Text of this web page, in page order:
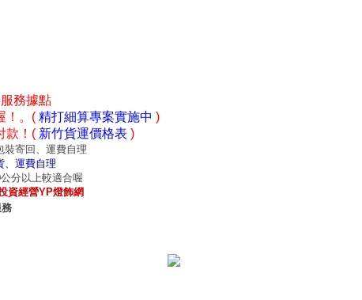
務據點
！。( 精打細算專案實施中 )
款！( 新竹貨運價格表 )
裝寄回、運費自理
、運費自理
分以上較適合喔
資經營YP燈飾網